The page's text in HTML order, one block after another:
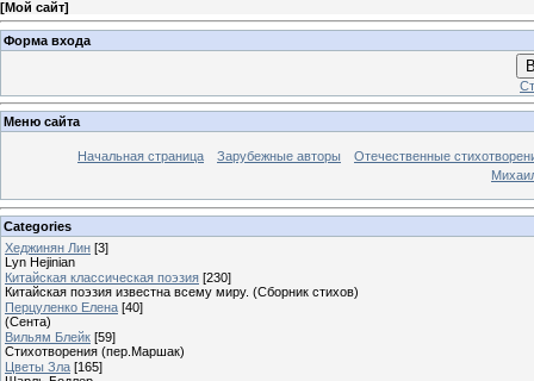
[Мой сайт]
Форма входа
Меню сайта
Начальная страница Зарубежные авторы
Отечественные
Categories
Хеджинян Лин [3]
Lyn Hejinian
Китайская классическая поэзия [230]
Китайская поэзия известна всему миру. (Сборник стихов)
Перцуленко Елена [40]
(Сента)
Вильям Блейк [59]
Стихотворения (пер.Маршак)
Цветы Зла [165]